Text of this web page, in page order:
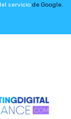
servicio de Google.